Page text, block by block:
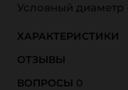
Условный диаметр -
ХАРАКТЕРИСТИКИ
ОТЗЫВЫ
ВОПРОСЫ 0